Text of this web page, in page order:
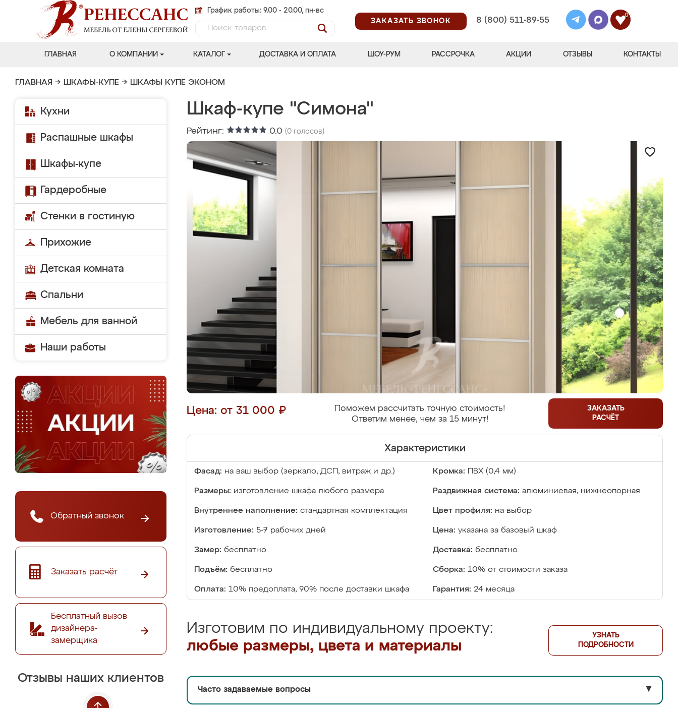
График работы: 9.00 - 20.00, пн-вс
ЗАКАЗАТЬ ЗВОНОК
8 (800) 511-89-55
0
ГЛАВНАЯ О КОМПАНИИ КАТАЛОГ ДОСТАВКА И ОПЛАТА ШОУ-РУМ РАССРОЧКА АКЦИИ ОТЗЫВЫ КОНТАКТЫ
ГЛАВНАЯ → ШКАФЫ-КУПЕ → ШКАФЫ КУПЕ ЭКОНОМ
Кухни
Распашные шкафы
Шкафы-купе
Гардеробные
Стенки в гостиную
Прихожие
Детская комната
Спальни
Мебель для ванной
Наши работы
Обратный звонок
Заказать расчёт
Бесплатный вызов
дизайнера-
замерщика
Отзывы наших клиентов
Шкаф-купе "Симона"
Рейтинг: 0.0 (0 голосов)
Цена: от 31 000 ₽
Поможем рассчитать точную стоимость!
Ответим менее, чем за 15 минут!
ЗАКАЗАТЬ
РАСЧЁТ
Характеристики
Фасад: на ваш выбор (зеркало, ДСП, витраж и др.) Кромка: ПВХ (0,4 мм)
Размеры: изготовление шкафа любого размера Раздвижная система: алюминиевая, нижнеопорная
Внутреннее наполнение: стандартная комплектация Цвет профиля: на выбор
Изготовление: 5-7 рабочих дней Цена: указана за базовый шкаф
Замер: бесплатно Доставка: бесплатно
Подъём: бесплатно Сборка: 10% от стоимости заказа
Оплата: 10% предоплата, 90% после доставки шкафа Гарантия: 24 месяца
Изготовим по индивидуальному проекту:
любые размеры, цвета и материалы
УЗНАТЬ
ПОДРОБНОСТИ
Часто задаваемые вопросы ▼